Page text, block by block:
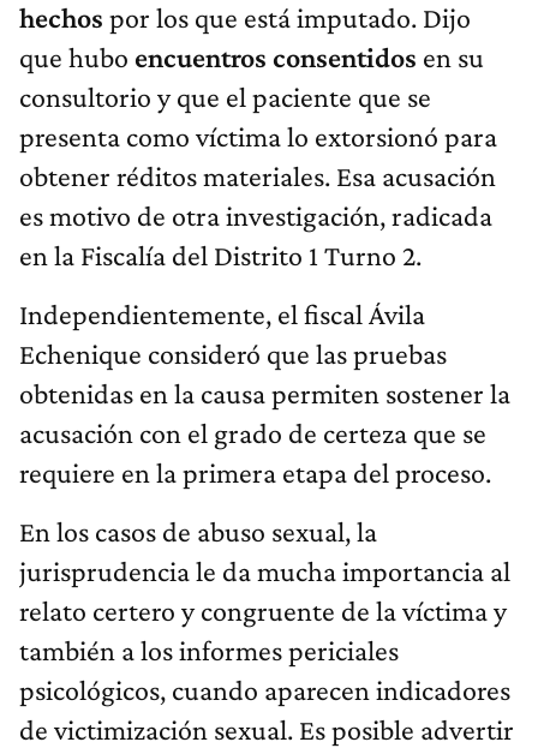
hechos por los que está imputado. Dijo
que hubo encuentros consentidos en su
consultorio y que el paciente que se
presenta como víctima lo extorsionó para
obtener réditos materiales. Esa acusación
es motivo de otra investigación, radicada
en la Fiscalía del Distrito 1 Turno 2.
Independientemente, el fiscal Ávila
Echenique consideró que las pruebas
obtenidas en la causa permiten sostener la
acusación con el grado de certeza que se
requiere en la primera etapa del proceso.
En los casos de abuso sexual, la
jurisprudencia le da mucha importancia al
relato certero y congruente de la víctima y
también a los informes periciales
psicológicos, cuando aparecen indicadores
de victimización sexual. Es posible advertir